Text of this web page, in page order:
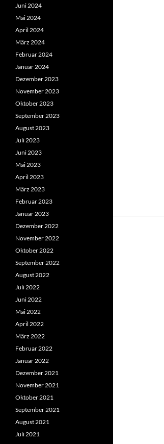
Juni 2024
Mai 2024
April 2024
März 2024
Februar 2024
Januar 2024
Dezember 2023
November 2023
Oktober 2023
September 2023
August 2023
Juli 2023
Juni 2023
Mai 2023
April 2023
März 2023
Februar 2023
Januar 2023
Dezember 2022
November 2022
Oktober 2022
September 2022
August 2022
Juli 2022
Juni 2022
Mai 2022
April 2022
März 2022
Februar 2022
Januar 2022
Dezember 2021
November 2021
Oktober 2021
September 2021
August 2021
Juli 2021